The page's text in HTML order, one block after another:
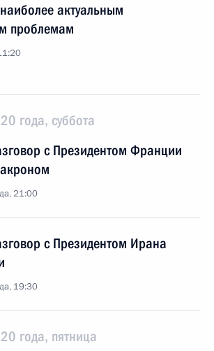
актуальным
проблемам
года, суббота
с Президентом Франции
21:00
с Президентом Ирана
19:30
года, пятница